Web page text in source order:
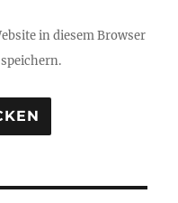
in diesem Browser